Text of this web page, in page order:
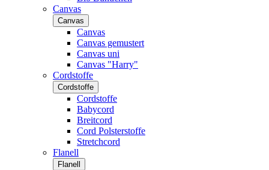
Canvas
Canvas
Canvas
Canvas gemustert
Canvas uni
Canvas "Harry"
Cordstoffe
Cordstoffe
Cordstoffe
Babycord
Breitcord
Cord Polsterstoffe
Stretchcord
Flanell
Flanell